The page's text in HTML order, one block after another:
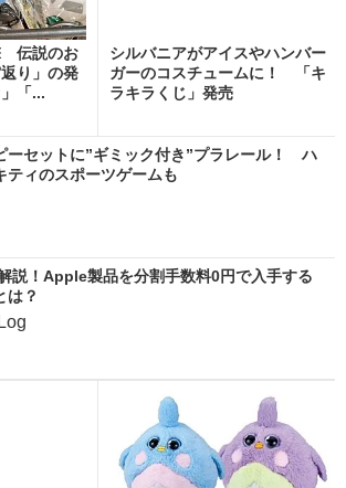
伝説のお
り」の発
「...
シルバニアがアイスやハンバー
ガーのコスチュームに！ 「キ
ラキラくじ」発売
ーセットに”ギミック付き”プラレール！ ハ
ティのスポーツゲームも
説！Apple製品を分割手数料0円で入手する
は？